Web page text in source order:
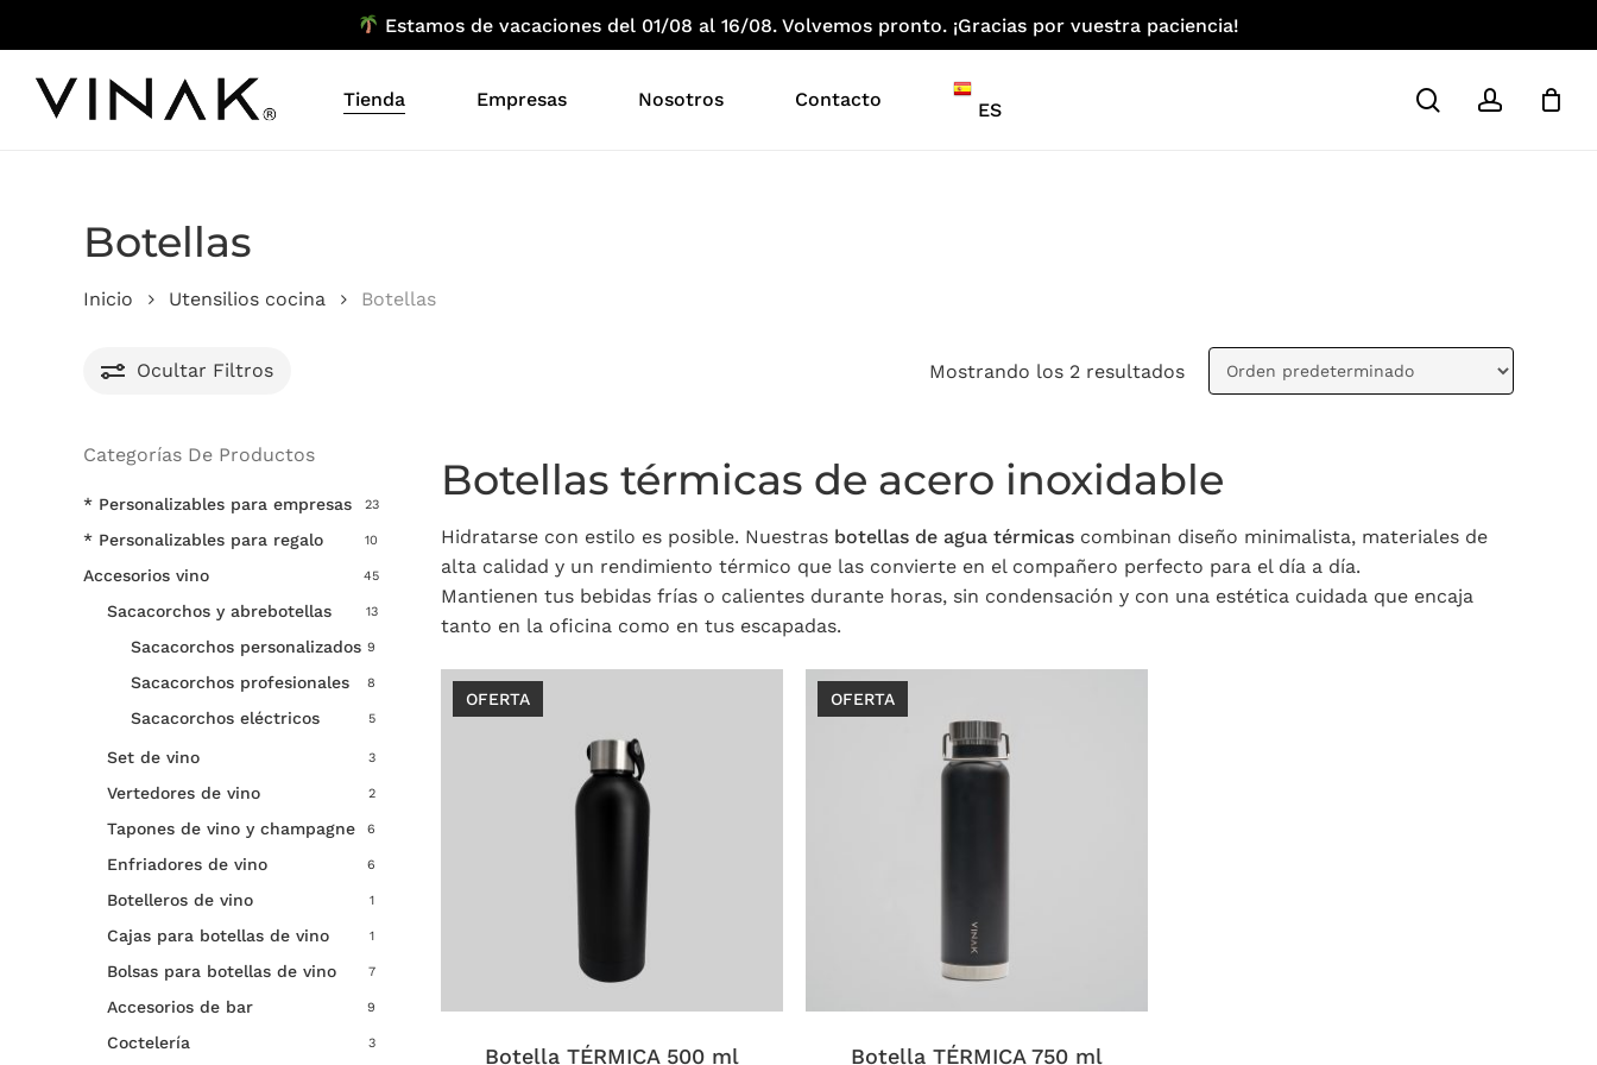
main
content
Estamos de vacaciones del 01/08 al 16/08. Volvemos pronto. ¡Gracias por vuestra paciencia!
Tienda Empresas Nosotros Contacto ES searchaccount
Botellas
Inicio Utensilios cocina Botellas
Ocultar Filtros Mostrando los 2 resultados
Categorías De Productos
* Personalizables para empresas 23
* Personalizables para regalo 10
Accesorios vino 45
Sacacorchos y abrebotellas 13
Sacacorchos personalizados 9
Sacacorchos profesionales 8
Sacacorchos eléctricos 5
Set de vino 3
Vertedores de vino 2
Tapones de vino y champagne 6
Enfriadores de vino 6
Botelleros de vino 1
Cajas para botellas de vino 1
Bolsas para botellas de vino 7
Accesorios de bar 9
Coctelería 3
Botellas térmicas de acero inoxidable
Hidratarse con estilo es posible. Nuestras botellas de agua térmicas combinan diseño minimalista, materiales de
alta calidad y un rendimiento térmico que las convierte en el compañero perfecto para el día a día.
Mantienen tus bebidas frías o calientes durante horas, sin condensación y con una estética cuidada que encaja
tanto en la oficina como en tus escapadas.
OFERTA
múltiples
Botella TÉRMICA 500 ml
OFERTA
múltiples
Botella TÉRMICA 750 ml